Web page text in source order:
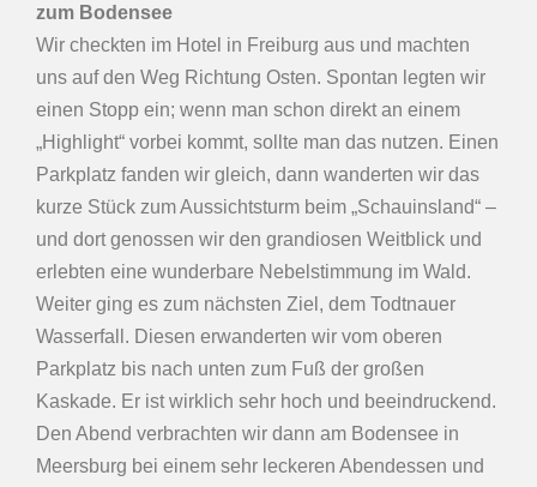
zum Bodensee
Wir checkten im Hotel in Freiburg aus und machten
uns auf den Weg Richtung Osten. Spontan legten wir
einen Stopp ein; wenn man schon direkt an einem
„Highlight“ vorbei kommt, sollte man das nutzen. Einen
Parkplatz fanden wir gleich, dann wanderten wir das
kurze Stück zum Aussichtsturm beim „Schauinsland“ –
und dort genossen wir den grandiosen Weitblick und
erlebten eine wunderbare Nebelstimmung im Wald.
Weiter ging es zum nächsten Ziel, dem Todtnauer
Wasserfall. Diesen erwanderten wir vom oberen
Parkplatz bis nach unten zum Fuß der großen
Kaskade. Er ist wirklich sehr hoch und beeindruckend.
Den Abend verbrachten wir dann am Bodensee in
Meersburg bei einem sehr leckeren Abendessen und